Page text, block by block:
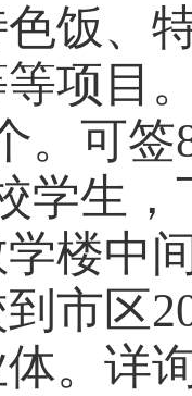
饭、
项目
。可
学生
楼中
市区
。详